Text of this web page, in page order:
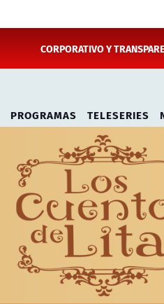
CORPORATIVO Y
PROGRAMAS TELESERIES